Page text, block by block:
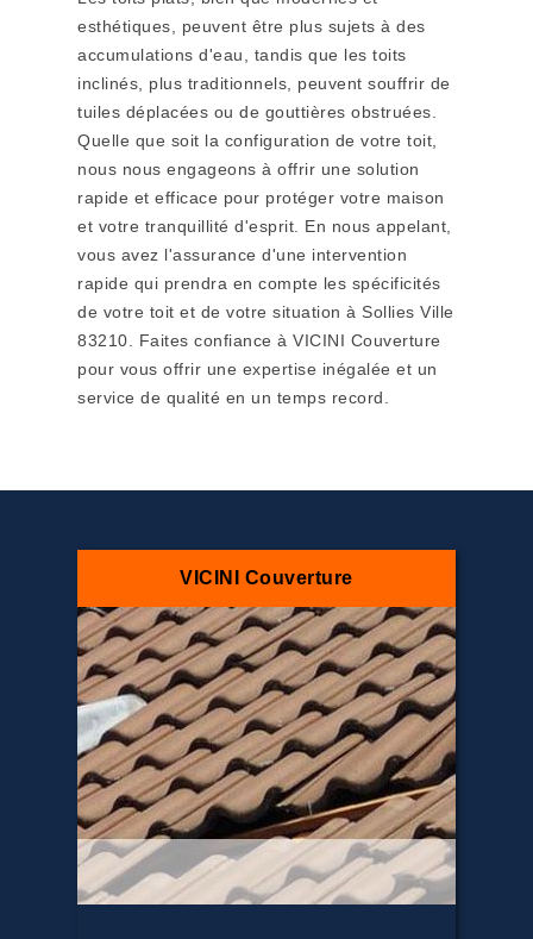
esthétiques, peuvent être plus sujets à des
accumulations d'eau, tandis que les toits
inclinés, plus traditionnels, peuvent souffrir de
tuiles déplacées ou de gouttières obstruées.
Quelle que soit la configuration de votre toit,
nous nous engageons à offrir une solution
rapide et efficace pour protéger votre maison
et votre tranquillité d'esprit. En nous appelant,
vous avez l'assurance d'une intervention
rapide qui prendra en compte les spécificités
de votre toit et de votre situation à Sollies Ville
83210. Faites confiance à VICINI Couverture
pour vous offrir une expertise inégalée et un
service de qualité en un temps record.
VICINI Couverture